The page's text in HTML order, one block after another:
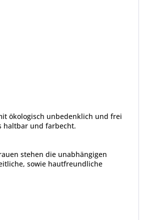
ökologisch unbedenklich und frei
haltbar und farbecht.
stehen die unabhängigen
sowie hautfreundliche